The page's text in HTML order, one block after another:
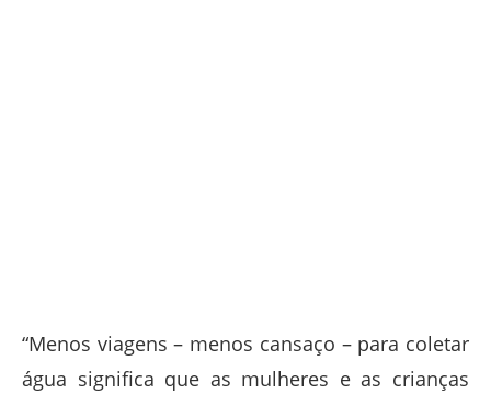
“Menos viagens – menos cansaço – para coletar
água significa que as mulheres e as crianças